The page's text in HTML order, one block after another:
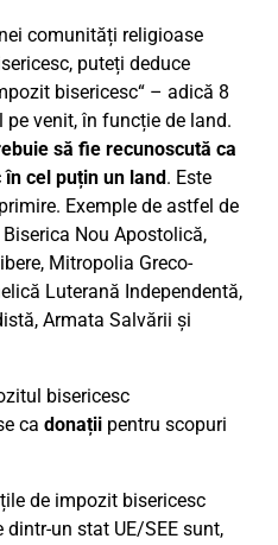
comunități religioase
puteți deduce
bisericesc“ – adică 8
venit, în funcție de land.
să fie recunoscută ca
cel puțin un land. Este
Exemple de astfel de
Nou Apostolică,
Mitropolia Greco-
Luterană Independentă,
Armata Salvării și
bisericesc
ca donații pentru scopuri
de impozit bisericesc
un stat UE/SEE sunt,